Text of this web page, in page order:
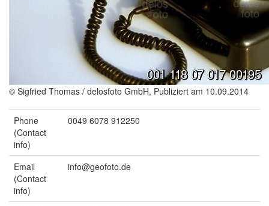
© Sigfried Thomas / delosfoto GmbH, Publiziert am 10.09.2014
Phone
(Contact
info)
0049 6078 912250
Email
(Contact
info)
info@geofoto.de